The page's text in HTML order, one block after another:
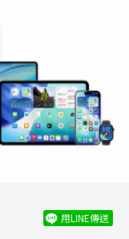
用LINE傳送